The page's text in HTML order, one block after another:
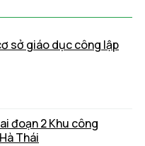
sở giáo dục công lập
đoạn 2 Khu công
Thái